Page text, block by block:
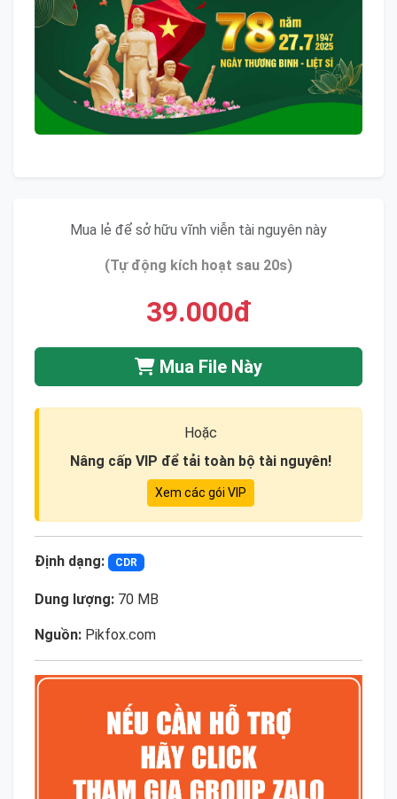
Mua lẻ để sở hữu vĩnh viễn tài nguyên này
(Tự động kích hoạt sau 20s)
39.000đ
Mua File Này
Hoặc
Nâng cấp VIP để tải toàn bộ tài nguyên!
Xem các gói VIP
Định dạng: CDR
Dung lượng: 70 MB
Nguồn: Pikfox.com